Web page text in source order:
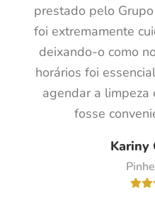
prestado pelo
foi extremamente
deixando-o como
horários foi
agendar a limpeza
fosse
Kariny